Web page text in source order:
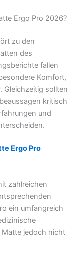
Ergo Pro 2026?
zu den
des
fallen
Komfort,
Gleichzeitig sollten
kritisch
und
Ergo Pro
zahlreichen
ein umfangreich
Matte jedoch nicht